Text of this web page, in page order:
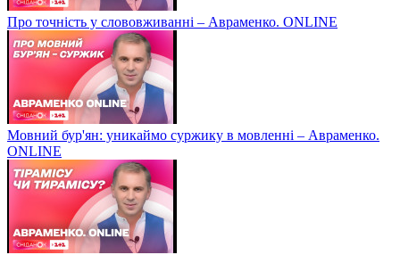
Про точність у слововживанні – Авраменко. ONLINE
Мовний бур'ян: уникаймо суржику в мовленні – Авраменко.
ONLINE